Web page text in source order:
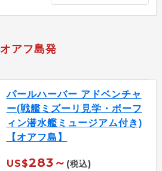
オアフ島発
パールハーバー アドベンチャ
ー(戦艦ミズーリ見学・ボーフ
ィン潜水艦ミュージアム付き)
【オアフ島】
US$283～ (税込)